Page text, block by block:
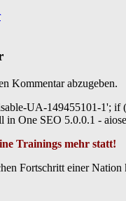
Kommentar abzugeben.
Trainings mehr statt!
Fortschritt einer Nation